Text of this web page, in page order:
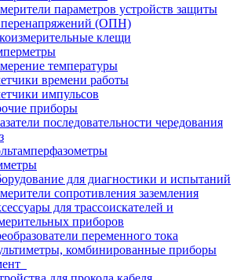
параметров устройств защиты
перенапряжений (ОПН)
клещи
температуры
времени работы
импульсов
приборы
последовательности чередования
для диагностики и испытаний
сопротивления заземления
для трассоискателей и
приборов
переменного тока
комбинированные приборы